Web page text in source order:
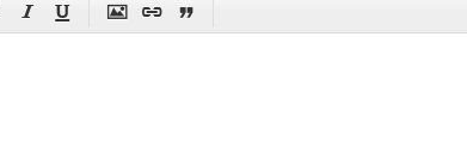
    